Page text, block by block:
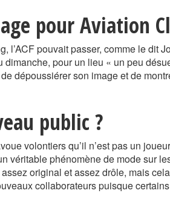
pour Aviation
l’ACF pouvait passer, comme le dit
pour un lieu « un peu
dépoussiérer son image et de
public ?
volontiers qu’il n’est pas un
véritable phénomène de mode sur
original et assez drôle, mais
collaborateurs puisque